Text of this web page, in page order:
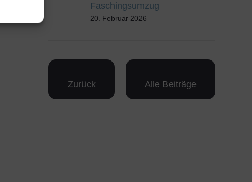
Faschingsumzug
20. Februar 2026
Zurück Alle Beiträge